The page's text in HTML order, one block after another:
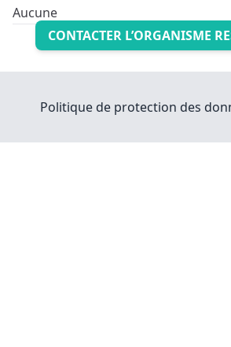
Aucune
CONTACTER L’ORGANISME
Politique de protection des